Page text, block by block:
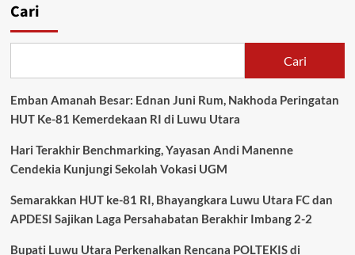
Cari
Cari
Emban Amanah Besar: Ednan Juni Rum, Nakhoda Peringatan
HUT Ke-81 Kemerdekaan RI di Luwu Utara
Hari Terakhir Benchmarking, Yayasan Andi Manenne
Cendekia Kunjungi Sekolah Vokasi UGM
Semarakkan HUT ke-81 RI, Bhayangkara Luwu Utara FC dan
APDESI Sajikan Laga Persahabatan Berakhir Imbang 2-2
Bupati Luwu Utara Perkenalkan Rencana POLTEKIS di